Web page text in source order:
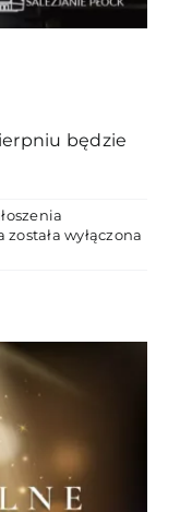
będzie
XVI
została wyłączona